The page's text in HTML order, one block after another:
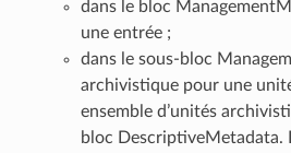
dans le bloc
une entrée ;
dans le sous-bloc
archivistique pour une
ensemble d’unités
bloc DescriptiveMetadata.